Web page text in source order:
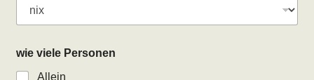
wie viele Personen
Allein